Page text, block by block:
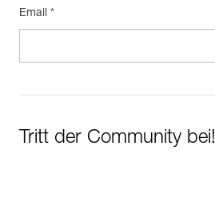
Email *
Tritt der Community bei!